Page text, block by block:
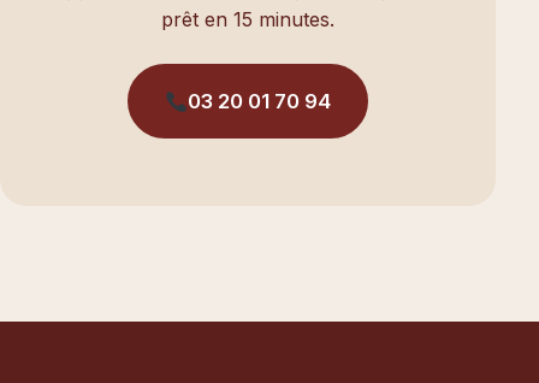
prêt en 15 minutes.
03 20 01 70 94